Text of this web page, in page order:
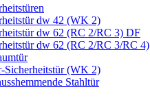
dw 42 (WK 2)
dw 62 (RC 2/RC 3) DF
dw 62 (RC 2/RC 3/RC 4)
Sicherheitstür (WK 2)
Stahltür